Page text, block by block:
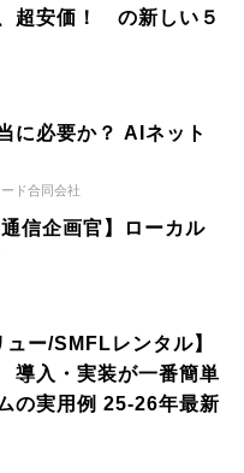
超安価！ の新しい５
に必要か？ AIネット
ド合同会社
信企画官】ローカル
ー/SMFLレンタル】
導入・実装が一番簡単
の実用例 25-26年最新